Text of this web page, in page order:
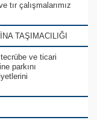
tır çalışmalarımız
TAŞIMACILIĞI
ve ticari
parkını